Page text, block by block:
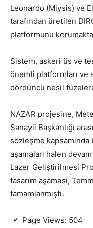
Leonardo (Miysis) ve
tarafından üretilen
platformunu
Sistem, askeri üs ve
önemli platformları
dördüncü nesil
NAZAR projesine,
Sanayii Başkanlığı
sözleşme
aşamaları halen
Lazer Geliştirilmesi
tasarım aşaması,
tamamlanmıştı.
Page Views: 504